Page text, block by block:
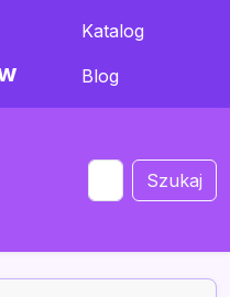
Katalog
Blog
Szukaj